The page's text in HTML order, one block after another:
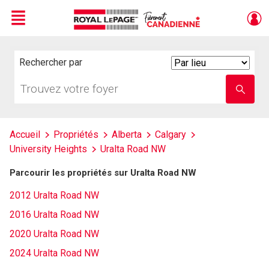
Menu
Rechercher par
votre
nom
Accueil Propriétés Alberta
Calgary
University Heights
Uralta Road NW
Parcourir les propriétés sur Uralta Road NW
2012 Uralta Road NW
2016 Uralta Road NW
2020 Uralta Road NW
2024 Uralta Road NW